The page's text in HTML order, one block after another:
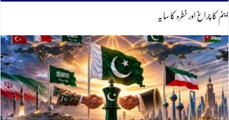
ایٹم کا چراغ اور خطرہ کا سایہ